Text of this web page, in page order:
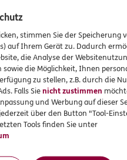
Bedarf
stimmen Sie der Speicherung
auf Ihrem Gerät zu. Dadurch
die Analyse der
die Möglichkeit, Ihnen
zu stellen, z.B. durch die
Falls Sienicht zustimmen
und Werbung auf dieser
über den Button "Tool-
Tools finden Sie unter